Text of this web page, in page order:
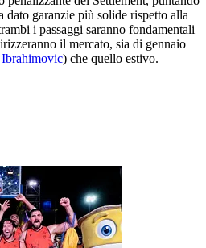
dato garanzie più solide rispetto alla
i passaggi saranno fondamentali
il mercato, sia di gennaio
Ibrahimovic) che quello estivo.